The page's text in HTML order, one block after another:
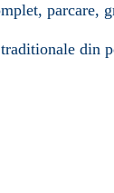
parcare,
din